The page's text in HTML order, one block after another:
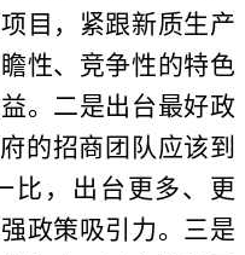
目，紧跟新质生产
性、竞争性的特色
。二是出台最好政
的招商团队应该到
比，出台更多、更
政策吸引力。三是